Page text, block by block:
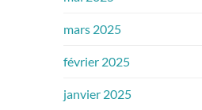
mars 2025
février 2025
janvier 2025